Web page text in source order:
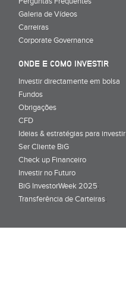
Galeria de Vídeos
Carreiras
Corporate Governance
ONDE E COMO INVESTIR
Investir directamente em bolsa
Fundos
Obrigações
CFD
Ideias & estratégias para investir
Ser Cliente BiG
Check up Financeiro
Investir no Futuro
BiG InvestorWeek 2025;
Transferência de Carteiras;